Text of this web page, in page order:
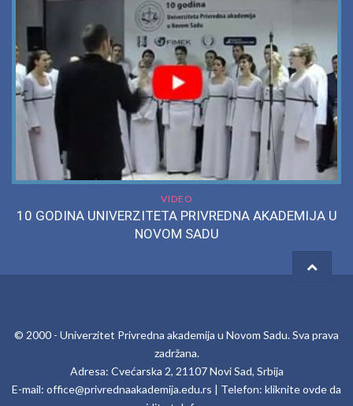
VIDEO
10 GODINA UNIVERZITETA PRIVREDNA AKADEMIJA U
NOVOM SADU
© 2000 - Univerzitet Privredna akademija u Novom Sadu. Sva prava
zadržana.
Adresa: Cvećarska 2, 21107 Novi Sad, Srbija
E-mail: office@privrednaakademija.edu.rs | Telefon: kliknite ovde da